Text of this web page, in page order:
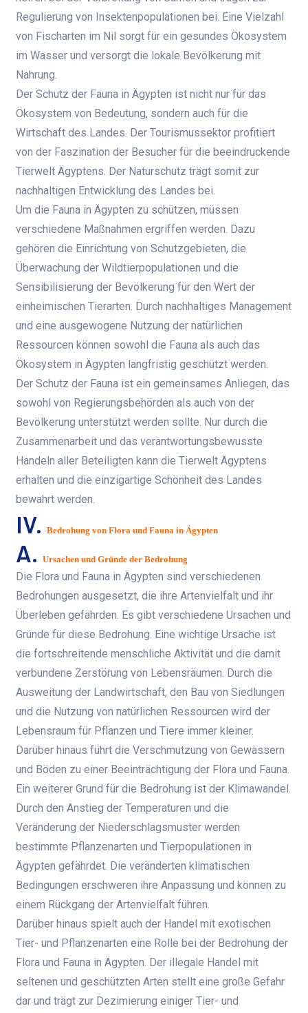
Regulierung von Insektenpopulationen bei. Eine Vielzahl
von Fischarten im Nil sorgt für ein gesundes Ökosystem
im Wasser und versorgt die lokale Bevölkerung mit
Nahrung.
Der Schutz der Fauna in Ägypten ist nicht nur für das
Ökosystem von Bedeutung, sondern auch für die
Wirtschaft des Landes. Der Tourismussektor profitiert
von der Faszination der Besucher für die beeindruckende
Tierwelt Ägyptens. Der Naturschutz trägt somit zur
nachhaltigen Entwicklung des Landes bei.
Um die Fauna in Ägypten zu schützen, müssen
verschiedene Maßnahmen ergriffen werden. Dazu
gehören die Einrichtung von Schutzgebieten, die
Überwachung der Wildtierpopulationen und die
Sensibilisierung der Bevölkerung für den Wert der
einheimischen Tierarten. Durch nachhaltiges Management
und eine ausgewogene Nutzung der natürlichen
Ressourcen können sowohl die Fauna als auch das
Ökosystem in Ägypten langfristig geschützt werden.
Der Schutz der Fauna ist ein gemeinsames Anliegen, das
sowohl von Regierungsbehörden als auch von der
Bevölkerung unterstützt werden sollte. Nur durch die
Zusammenarbeit und das verantwortungsbewusste
Handeln aller Beteiligten kann die Tierwelt Ägyptens
erhalten und die einzigartige Schönheit des Landes
bewahrt werden.
IV.Bedrohung von Flora und Fauna in Ägypten
A.Ursachen und Gründe der Bedrohung
Die Flora und Fauna in Ägypten sind verschiedenen
Bedrohungen ausgesetzt, die ihre Artenvielfalt und ihr
Überleben gefährden. Es gibt verschiedene Ursachen und
Gründe für diese Bedrohung. Eine wichtige Ursache ist
die fortschreitende menschliche Aktivität und die damit
verbundene Zerstörung von Lebensräumen. Durch die
Ausweitung der Landwirtschaft, den Bau von Siedlungen
und die Nutzung von natürlichen Ressourcen wird der
Lebensraum für Pflanzen und Tiere immer kleiner.
Darüber hinaus führt die Verschmutzung von Gewässern
und Böden zu einer Beeinträchtigung der Flora und Fauna.
Ein weiterer Grund für die Bedrohung ist der Klimawandel.
Durch den Anstieg der Temperaturen und die
Veränderung der Niederschlagsmuster werden
bestimmte Pflanzenarten und Tierpopulationen in
Ägypten gefährdet. Die veränderten klimatischen
Bedingungen erschweren ihre Anpassung und können zu
einem Rückgang der Artenvielfalt führen.
Darüber hinaus spielt auch der Handel mit exotischen
Tier- und Pflanzenarten eine Rolle bei der Bedrohung der
Flora und Fauna in Ägypten. Der illegale Handel mit
seltenen und geschützten Arten stellt eine große Gefahr
dar und trägt zur Dezimierung einiger Tier- und